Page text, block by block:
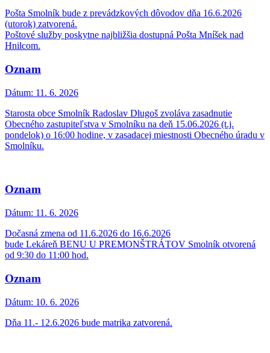
Pošta Smolník bude z prevádzkových dôvodov dňa 16.6.2026
(utorok) zatvorená.
Poštové služby poskytne najbližšia dostupná Pošta Mníšek nad
Hnilcom.
Oznam
Dátum: 11. 6. 2026
Starosta obce Smolník Radoslav Dlugoš zvoláva zasadnutie
Obecného zastupiteľstva v Smolníku na deň 15.06.2026 (t.j.
pondelok) o 16:00 hodine, v zasadacej miestnosti Obecného úradu v
Smolníku.
Oznam
Dátum: 11. 6. 2026
Dočasná zmena od 11.6.2026 do 16.6.2026
bude Lekáreň BENU U PREMONŠTRÁTOV Smolník otvorená
od 9:30 do 11:00 hod.
Oznam
Dátum: 10. 6. 2026
Dňa 11.- 12.6.2026 bude matrika zatvorená.